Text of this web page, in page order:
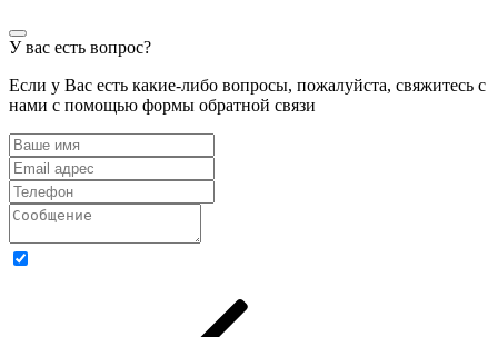
У вас есть вопрос?
Если у Вас есть какие-либо вопросы, пожалуйста, свяжитесь с
нами с помощью формы обратной связи